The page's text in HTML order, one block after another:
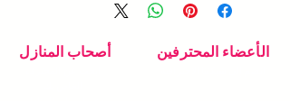
أصحاب المنازل الأعضاء المحترفين